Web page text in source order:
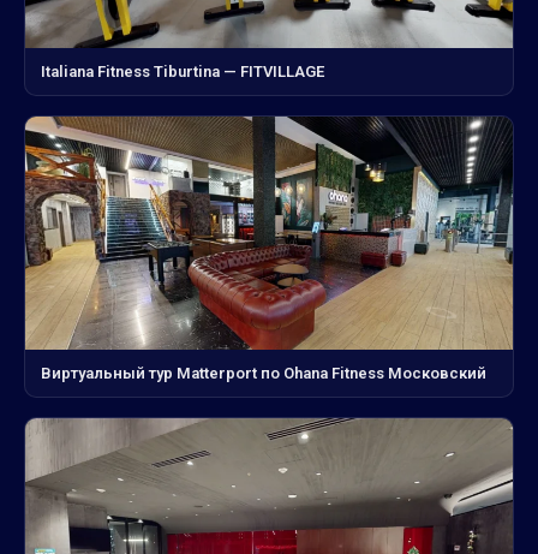
Italiana Fitness Tiburtina — FITVILLAGE
Виртуальный тур Matterport по Ohana Fitness Московский